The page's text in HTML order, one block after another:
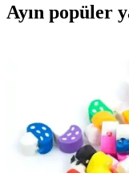
Ayın popüler